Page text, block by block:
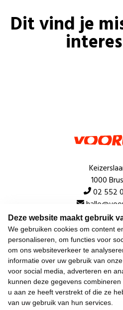
Deze website maakt gebruik
We gebruiken cookies om content
personaliseren, om functies voor
om ons websiteverkeer te
informatie over uw gebruik van
voor social media, adverteren en
kunnen deze gegevens
u aan ze heeft verstrekt of die ze
van uw gebruik van hun services.
Dit vind je
1000
02 552
Snel
Over de